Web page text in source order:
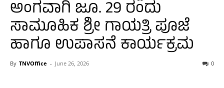
ಅಂಗವಾಗಿ ಜೂ. 29 ರಂದು
ಸಾಮೂಹಿಕ ಶ್ರೀ ಗಾಯತ್ರಿ ಪೂಜೆ
ಹಾಗೂ ಉಪಾಸನೆ ಕಾರ್ಯಕ್ರಮ
By TNVOffice - June 26, 2026 0